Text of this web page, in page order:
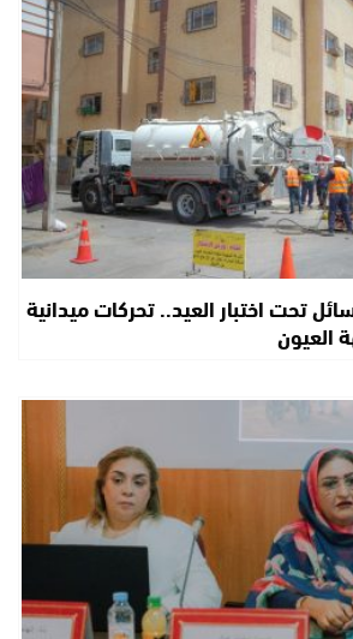
تحت اختبار العيد.. تحركات ميدانية
العيون